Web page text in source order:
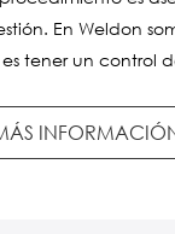
En Weldon
tener un control